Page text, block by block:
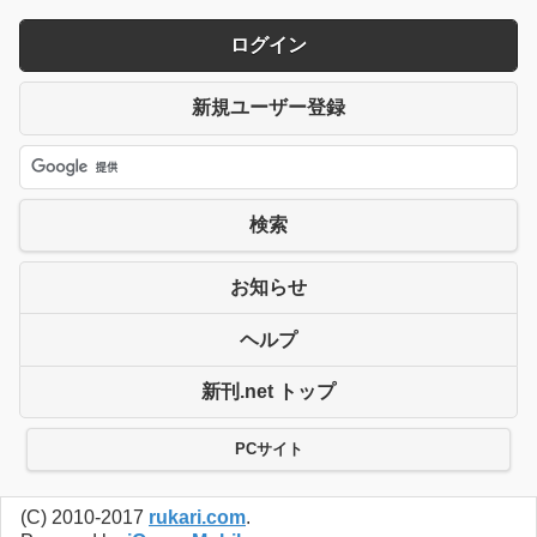
ログイン
新規ユーザー登録
検索
お知らせ
ヘルプ
新刊.net トップ
PCサイト
(C) 2010-2017 rukari.com.